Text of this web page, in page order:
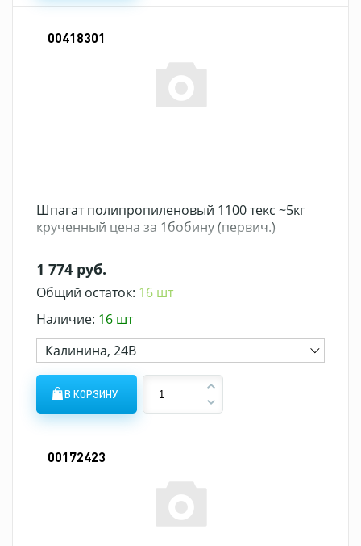
00418301
Шпагат полипропиленовый 1100 текс ~5кг
крученный цена за 1бобину (первич.)
1 774 руб.
Общий остаток: 16 шт
Наличие: 16 шт
Калинина, 24В
В КОРЗИНУ
00172423